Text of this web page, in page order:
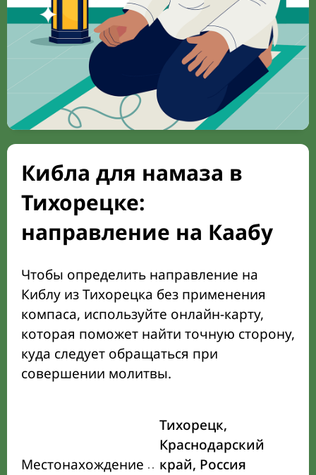
Кибла для намаза в
Тихорецке:
направление на Каабу
Чтобы определить направление на
Киблу из Тихорецка без применения
компаса, используйте онлайн-карту,
которая поможет найти точную сторону,
куда следует обращаться при
совершении молитвы.
Местонахождение
Тихорецк,
Краснодарский
край, Россия